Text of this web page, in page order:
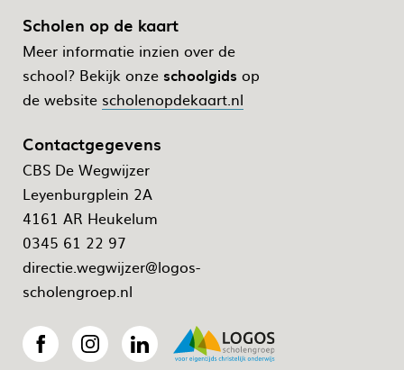
Scholen op de kaart
Meer informatie inzien over de
school? Bekijk onze schoolgids op
de website scholenopdekaart.nl
Contactgegevens
CBS De Wegwijzer
Leyenburgplein 2A
4161 AR Heukelum
0345 61 22 97
directie.wegwijzer@logos-
scholengroep.nl